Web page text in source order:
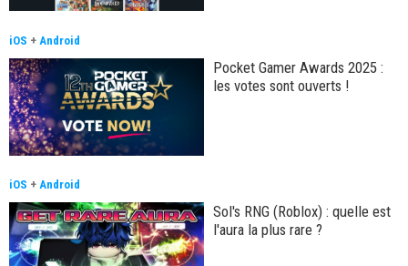
iOS + Android
Pocket Gamer Awards 2025 :
les votes sont ouverts !
iOS + Android
Sol's RNG (Roblox) : quelle est
l'aura la plus rare ?